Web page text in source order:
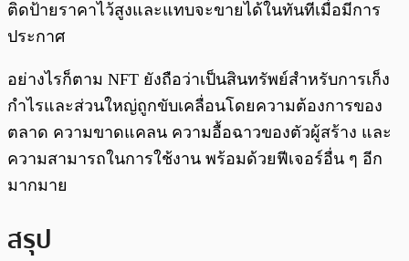
ติดป้ายราคาไว้สูงและแทบจะขายได้ในทันทีเมื่อมีการ
ประกาศ
อย่างไรก็ตาม NFT ยังถือว่าเป็นสินทรัพย์สำหรับการเก็ง
กำไรและส่วนใหญ่ถูกขับเคลื่อนโดยความต้องการของ
ตลาด ความขาดแคลน ความอื้อฉาวของตัวผู้สร้าง และ
ความสามารถในการใช้งาน พร้อมด้วยฟีเจอร์อื่น ๆ อีก
มากมาย
สรุป